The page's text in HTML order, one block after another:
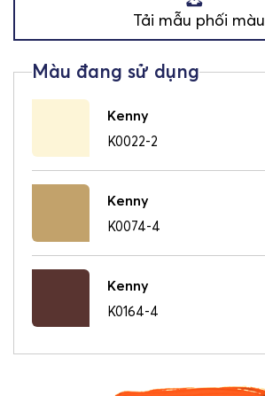
Tải mẫu phối màu
Kenny
K0022-2
Kenny
K0074-4
Kenny
K0164-4